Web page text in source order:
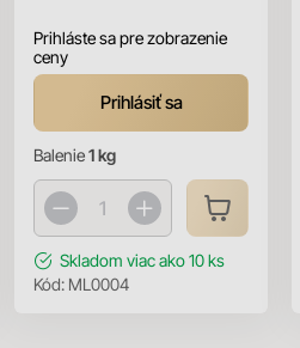
Prihláste sa pre zobrazenie
ceny
Prihlásiť sa
Balenie1 kg
Skladom viac ako 10 ks
Kód: ML0004